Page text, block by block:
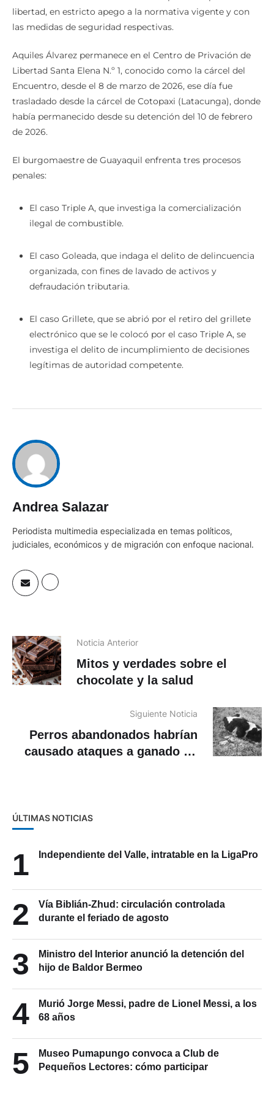
libertad, en estricto apego a la normativa vigente y con
las medidas de seguridad respectivas.
Aquiles Álvarez permanece en el Centro de Privación de
Libertad Santa Elena N.º 1, conocido como la cárcel del
Encuentro, desde el 8 de marzo de 2026, ese día fue
trasladado desde la cárcel de Cotopaxi (Latacunga), donde
había permanecido desde su detención del 10 de febrero
de 2026.
El burgomaestre de Guayaquil enfrenta tres procesos
penales:
El caso Triple A, que investiga la comercialización
ilegal de combustible.
El caso Goleada, que indaga el delito de delincuencia
organizada, con fines de lavado de activos y
defraudación tributaria.
El caso Grillete, que se abrió por el retiro del grillete
electrónico que se le colocó por el caso Triple A, se
investiga el delito de incumplimiento de decisiones
legítimas de autoridad competente.
Andrea Salazar
Periodista multimedia especializada en temas políticos,
judiciales, económicos y de migración con enfoque nacional.
Noticia Anterior
Mitos y verdades sobre el
chocolate y la salud
Siguiente Noticia
Perros abandonados habrían
causado ataques a ganado en
ÚLTIMAS NOTICIAS
1 Independiente del Valle, intratable en la LigaPro
2
Vía Biblián-Zhud: circulación controlada
durante el feriado de agosto
3
Ministro del Interior anunció la detención del
hijo de Baldor Bermeo
4
Murió Jorge Messi, padre de Lionel Messi, a los
68 años
5
Museo Pumapungo convoca a Club de
Pequeños Lectores: cómo participar